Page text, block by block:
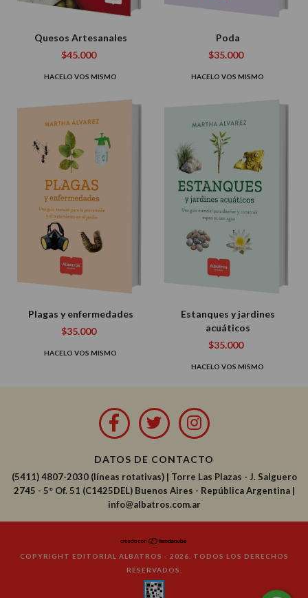
Quesos Artesanales
$45.000
HACELO VOS MISMO
Poda
$35.000
HACELO VOS MISMO
Plagas y enfermedades
$35.000
HACELO VOS MISMO
Estanques y jardines
acuáticos
$35.000
HACELO VOS MISMO
DATOS DE CONTACTO
(5411) 4807-2030 (líneas rotativas)| Torre Las Plazas - J. Salguero
2745 - 5° Of. 51 (C1425DEL) Buenos Aires - República Argentina |
info@albatros.com.ar
COPYRIGHT EDITORIAL ALBATROS - 2026. TODOS LOS DERECHOS
RESERVADOS.